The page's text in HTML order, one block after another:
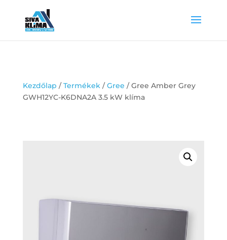
Kezdőlap /Termékek/Gree / Gree Amber Grey
GWH12YC-K6DNA2A 3.5 kW klíma